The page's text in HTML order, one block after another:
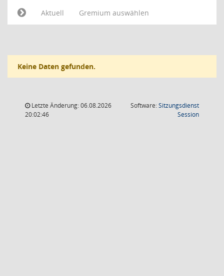
Aktuell
Gremium auswählen
Keine Daten gefunden.
Letzte Änderung: 06.08.2026
20:02:46
Software:Sitzungsdienst
Session(Wird in